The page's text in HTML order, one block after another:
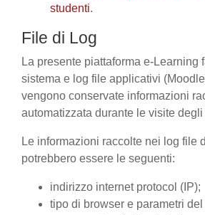
studenti.
File di Log
La presente piattaforma e-Learning
sistema e log file applicativi
vengono conservate informazioni
automatizzata durante le visite degli
Le informazioni raccolte nei log file
potrebbero essere le seguenti:
indirizzo internet protocol (IP);
tipo di browser e parametri